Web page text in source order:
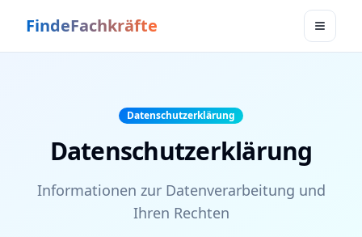
FindeFachkräfte Toggle
Datenschutzerklärung
Datenschutzerklärung
Informationen zur Datenverarbeitung und
Ihren Rechten